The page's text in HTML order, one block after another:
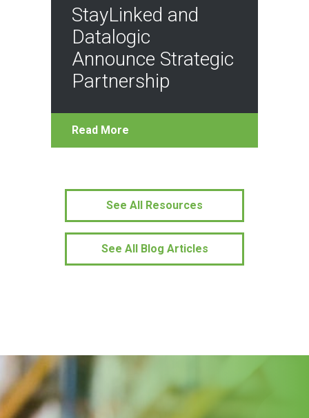
StayLinked and
Datalogic
Announce Strategic
Partnership
Read More
See All Resources
See All Blog Articles